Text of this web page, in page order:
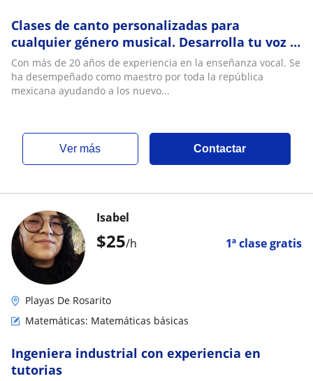
Clases de canto personalizadas para
cualquier género musical. Desarrolla tu voz al
máximo
Con más de 20 años de experiencia en la enseñanza vocal. Se
ha desempeñado como maestro por toda la república
mexicana ayudando a los nuevo...
ver más Contactar
$25/h 1ª clase gratis
Isabel
Playas De Rosarito
Matemáticas: Matemáticas básicas
Ingeniera industrial con experiencia en
tutorias